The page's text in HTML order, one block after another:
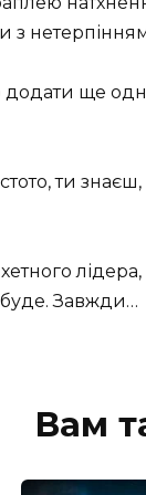
з
ще
ти
буде. Завжди…
Вам